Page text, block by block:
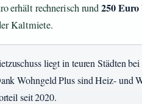
erhält rechnerisch rund250
Kaltmiete.
liegt in teuren Städten
Wohngeld Plus sind Heiz- und
seit 2020.